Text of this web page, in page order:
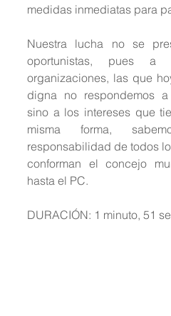
medidas inmediatas para
Nuestra lucha no se
oportunistas, pues a
organizaciones, las que
digna no respondemos a
sino a los intereses que
misma forma,
responsabilidad de todos
conforman el concejo
hasta el PC.
DURACIÓN: 1 minuto, 51